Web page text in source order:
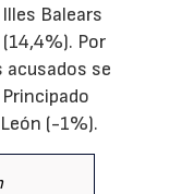
Balears
Por
se
(-1%).